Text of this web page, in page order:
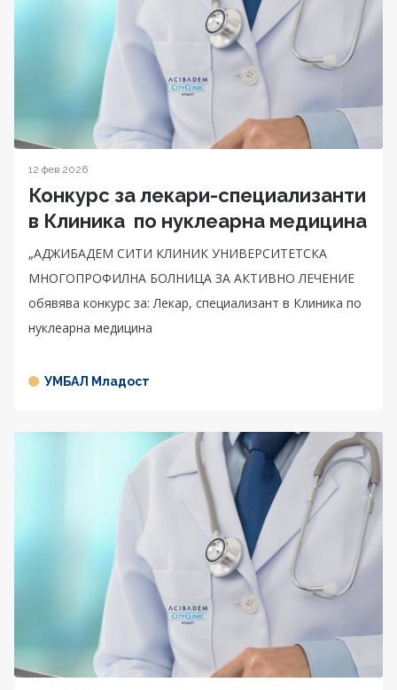
12 фев 2026
Конкурс за лекари-специализанти
в Клиника по нуклеарна медицина
„АДЖИБАДЕМ СИТИ КЛИНИК УНИВЕРСИТЕТСКА
МНОГОПРОФИЛНА БОЛНИЦА ЗА АКТИВНО ЛЕЧЕНИЕ
обявява конкурс за: Лекар, специализант в Клиника по
нуклеарна медицина
УМБАЛ Младост